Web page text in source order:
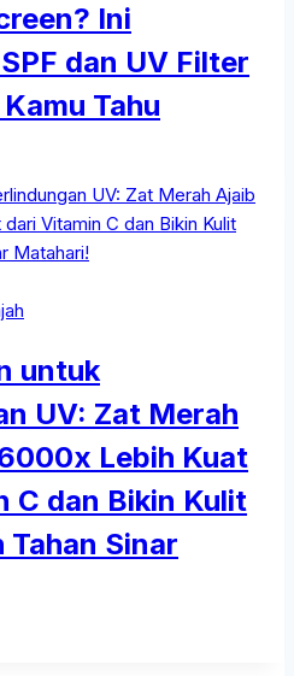
Ini
dan UV Filter
Tahu
untuk
UV: Zat Merah
Lebih Kuat
C dan Bikin Kulit
Tahan Sinar